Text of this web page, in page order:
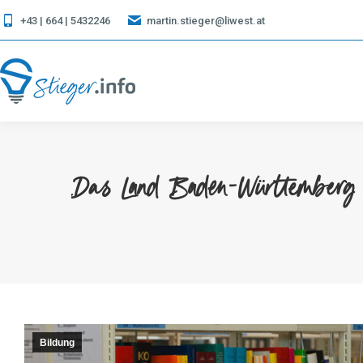
+43 | 664 | 5432246 martin.stieger@liwest.at
Das Land Baden-
Bildung